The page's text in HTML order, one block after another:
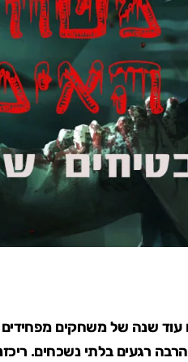
שנה של משחקים מפחידים
רגעים בלתי נשכחים.